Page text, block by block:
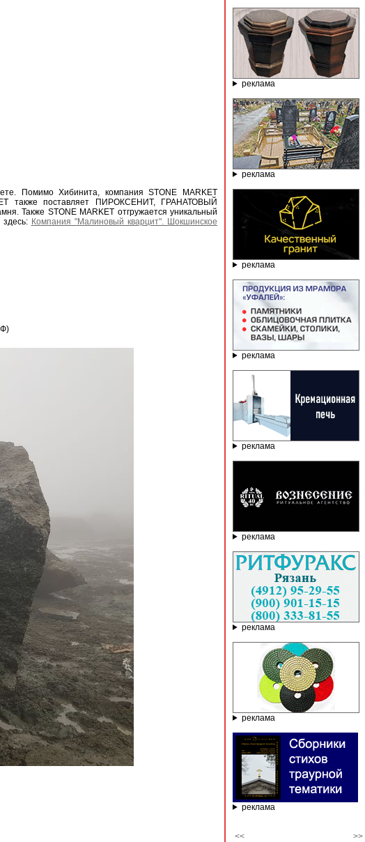
Помимо Хибинита, компания STONE MARKET
также поставляет ПИРОКСЕНИТ, ГРАНАТОВЫЙ
STONE MARKET отгружается уникальный
Компания "Малиновый кварцит". Шокшинское
реклама
реклама
реклама
реклама
реклама
реклама
реклама
реклама
реклама
<< >>